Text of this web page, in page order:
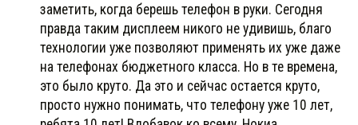
заметить, когда берешь телефон в руки. Сегодня
правда таким дисплеем никого не удивишь, благо
технологии уже позволяют применять их уже даже
на телефонах бюджетного класса. Но в те времена,
это было круто. Да это и сейчас остается круто,
просто нужно понимать, что телефону уже 10 лет,